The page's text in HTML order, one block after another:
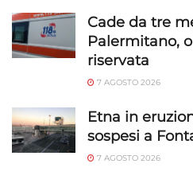
Cade da tre
Palermitano,
riservata
7 AGOSTO 2026
Etna in
sospesi a
7 AGOSTO 2026